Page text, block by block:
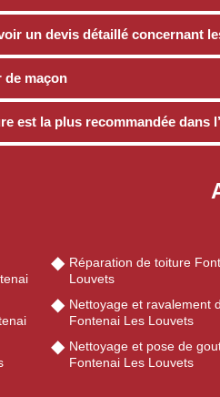
un devis détaillé concernant
de maçon
est la plus recommandée dans
Réparation de toiture
Louvets
Nettoyage et ravalement
Fontenai Les Louvets
Nettoyage et pose de
Fontenai Les Louvets